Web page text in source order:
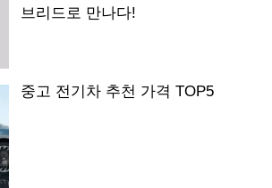
브리드로 만나다!
중고 전기차 추천 가격 TOP5